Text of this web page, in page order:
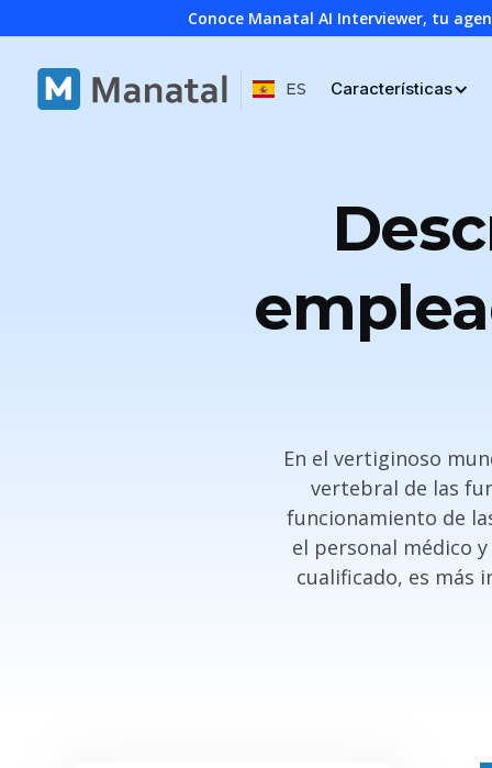
Conoce Manatal AI Interviewer, tu
ES Características
En el vertiginoso
vertebral de las
funcionamiento de
el personal médico
cualificado, es más